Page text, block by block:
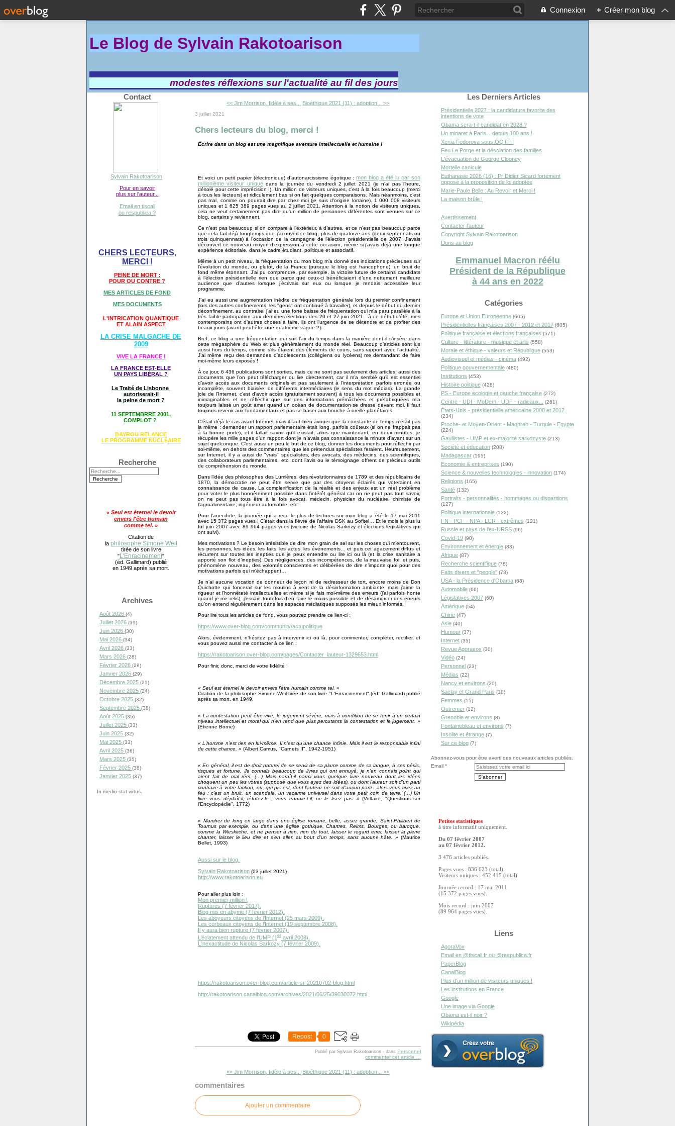
Connexion + Créer mon blog
Le Blog de Sylvain Rakotoarison
modestes réflexions sur l'actualité au fil des jours
Contact
Sylvain Rakotoarison
Pour en savoir
plus sur l'auteur...
Email en tiscali
ou respublica ?
CHERS LECTEURS,
MERCI !
PEINE DE MORT :
POUR OU CONTRE ?
MES ARTICLES DE FOND
MES DOCUMENTS
L'INTRICATION QUANTIQUE
ET ALAIN ASPECT
LA CRISE MALGACHE DE
2009
VIVE LA FRANCE !
LA FRANCE EST-ELLE
UN PAYS LIBÉRAL ?
Le Traité de Lisbonne
autoriserait-il
la peine de mort ?
11 SEPTEMBRRE 2001,
COMPLOT ?
BAYROU RELANCE
LE PROGRAMME NUCLÉAIRE
Recherche
« Seul est éternel le devoir
envers l'être humain
comme tel. »
Citation de
la philosophe Simone Weil
tirée de son livre
"L'Enracinement"
(éd. Gallimard) publié
en 1949 après sa mort.
Archives
Août 2026 (4)
Juillet 2026 (39)
Juin 2026 (30)
Mai 2026 (34)
Avril 2026 (33)
Mars 2026 (28)
Février 2026 (29)
Janvier 2026 (29)
Décembre 2025 (21)
Novembre 2025 (24)
Octobre 2025 (32)
Septembre 2025 (38)
Août 2025 (35)
Juillet 2025 (33)
Juin 2025 (32)
Mai 2025 (33)
Avril 2025 (36)
Mars 2025 (35)
Février 2025 (38)
Janvier 2025 (37)
In medio stat virtus.
<< Jim Morrison, fidèle à ses... Bioéthique 2021 (11) : adoption... >>
3 juillet 2021
Chers lecteurs du blog, merci !
Écrire dans un blog est une magnifique aventure intellectuelle et humaine !
Et voici un petit papier (électronique) d’autonarcissisme égotique :mon blog a été lu par son
millionième visiteur uniquedans la journée du vendredi 2 juillet 2021 (je n’ai pas l’heure,
désolé pour cette imprécision !). Un million de visiteurs uniques, c’est à la fois beaucoup (merci
à tous les lecteurs) et ridiculement bas si on fait quelques comparaisons. Mais néanmoins, c’est
pas mal, comme on pourrait dire par chez moi (je suis d’origine lorraine). 1 000 008 visiteurs
uniques et 1 625 389 pages vues au 2 juillet 2021. Attention à la notion de visiteurs uniques,
cela ne veut certainement pas dire qu’un million de personnes différentes sont venues sur ce
blog, certains y reviennent.
Ce n’est pas beaucoup si on compare à l’extérieur, à d’autres, et ce n’est pas beaucoup parce
que cela fait déjà longtemps que j’ai ouvert ce blog, plus de quatorze ans (deux septennats ou
trois quinquennats) à l’occasion de la campagne de l’élection présidentielle de 2007. J’avais
découvert ce nouveau moyen d’expression à cette occasion, même si j’avais déjà une longue
expérience éditoriale, dans le cadre étudiant, politique et associatif.
Même à un petit niveau, la fréquentation du mon blog m’a donné des indications précieuses sur
l’évolution du monde, ou plutôt, de la France (puisque le blog est francophone), un bruit de
fond même étonnant. J’ai pu comprendre, par exemple, la victoire future de certains candidats
à l’élection présidentielle rien que parce que ceux-ci bénéficiaient d’une nettement meilleure
audience que d’autres lorsque j’écrivais sur eux ou lorsque je rendais accessible leur
programme.
J’ai eu aussi une augmentation inédite de fréquentation générale lors du premier confinement
(lors des autres confinements, les "gens" ont continué à travailler), et depuis le début du dernier
déconfinement, au contraire, j’ai eu une forte baisse de fréquentation qui m’a paru parallèle à la
très faible participation aux dernières élections des 20 et 27 juin 2021 : à ce début d’été, mes
contemporains ont d’autres choses à faire, ils ont l’urgence de se détendre et de profiter des
beaux jours (avant peut-être une quatrième vague ?).
Bref, ce blog a une fréquentation qui suit l’air du temps dans la manière dont il s’insère dans
cette mégasphère du Web et plus généralement du monde réel. Beaucoup d’articles sont lus
aussi hors du temps, comme s’ils étaient des éléments de cours, sans rapport avec l’actualité.
J’ai même reçu des demandes d’adolescents (collégiens ou lycéens) me demandant de faire
moi-même leurs exposés !
À ce jour, 6 436 publications sont sorties, mais ce ne sont pas seulement des articles, aussi des
documents que l’on peut télécharger ou lire directement, car il m’a semblé qu’il est essentiel
d’avoir accès aux documents originels et pas seulement à l’interprétation parfois erronée ou
incomplète, souvent biaisée, de différents intermédiaires (le sens du mot médias). La grande
joie de l’Internet, c’est d’avoir accès (gratuitement souvent) à tous les documents possibles et
inimaginables et ne réfléchir que sur des informations prémâchées et préfabriquées m’a
toujours laissé un goût amer quand un océan de documentation se dresse devant moi. Il faut
toujours revenir aux fondamentaux et pas se baser aux bouche-à-oreille planétaires.
C’était déjà le cas avant Internet mais il faut bien avouer que la constante de temps n’était pas
la même : demander un rapport parlementaire était long, parfois coûteux (si on ne frappait pas
à la bonne porte), et il fallait savoir qu’il existait, alors que maintenant, en deux minutes, je
récupère les mille pages d’un rapport dont je n’avais pas connaissance la minute d’avant sur un
sujet quelconque. C’est aussi un peu le but de ce blog, donner les documents pour réfléchir par
soi-même, en dehors des commentaires que les prétendus spécialistes feraient. Heureusement,
sur Internet, il y a aussi de "vrais" spécialistes, des avocats, des médecins, des scientifiques,
des collaborateurs parlementaires, etc. dont l’avis ou le témoignage offrent de précieux outils
de compréhension du monde.
Dans l’idée des philosophes des Lumières, des révolutionnaires de 1789 et des républicains de
1870, la démocratie ne peut être servie que par des citoyens éclairés qui voteraient en
connaissance de cause. La complexification de la réalité et des enjeux est un réel problème
pour voter le plus honnêtement possible dans l’intérêt général car on ne peut pas tout savoir,
on ne peut pas tous être à la fois avocat, médecin, physicien du nucléaire, chimiste de
l’agroalimentaire, ingénieur automobile, etc.
Pour l’anecdote, la journée qui a reçu le plus de lectures sur mon blog a été le 17 mai 2011
avec 15 372 pages vues ! C’était dans la fièvre de l’affaire DSK au Sofitel… Et le mois le plus lu
fut juin 2007 avec 89 964 pages vues (victoire de Nicolas Sarkozy et élections législatives qui
ont suivi).
Mes motivations ? Le besoin irrésistible de dire mon grain de sel sur les choses qui m’entourent,
les personnes, les idées, les faits, les actes, les événements… et puis cet agacement diffus et
récurrent sur toutes les inepties que je peux entendre ou lire ici ou là (et la crise sanitaire a
apporté son flot d’inepties). Des négligences, des incompétences, de la mauvaise foi, et puis,
phénomène nouveau, des volontés conscientes et délibérées de dire n’importe quoi pour des
motivations parfois qui m’échappent…
Je n’ai aucune vocation de donneur de leçon ni de redresseur de tort, encore moins de Don
Quichotte qui foncerait sur les moulins à vent de la désinformation ambiante, mais j’aime la
rigueur et l’honnêteté intellectuelles et même si je fais moi-même des erreurs (j’ai parfois honte
quand je me relis), j’essaie toutefois d’en faire le moins possible et de désamorcer des erreurs
qu’on entend régulièrement dans les espaces médiatiques supposés les mieux informés.
Pour lire tous les articles de fond, vous pouvez prendre ce lien-ci :
https://www.over-blog.com/community/actupolitique
Alors, évidemment, n’hésitez pas à intervenir ici ou là, pour commenter, compléter, rectifier, et
vous pouvez aussi me contacter à ce lien :
https://rakotoarison.over-blog.com/pages/Contacter_lauteur-1329653.html
Pour finir, donc, merci de votre fidélité !
« Seul est éternel le devoir envers l'être humain comme tel. »
Citation de la philosophe Simone Weil tirée de son livre "L'Enracinement" (éd. Gallimard) publié
après sa mort, en 1949.
« La contestation peut être vive, le jugement sévère, mais à condition de se tenir à un certain
niveau intellectuel et moral qui n'en rend que plus percutants la contestation et le jugement . »
(Étienne Borne)
« L'homme n'est rien en lui-même. Il n'est qu'une chance infinie. Mais il est le responsable infini
de cette chance. » (Albert Camus, "Carnets II", 1942-1951)
« En général, il est de droit naturel de se servir de sa plume comme de sa langue, à ses périls,
risques et fortune. Je connais beaucoup de livres qui ont ennuyé, je n’en connais point qui
aient fait de mal réel. (…) Mais paraît-il parmi vous quelque livre nouveau dont les idées
choquent un peu les vôtres (supposé que vous ayez des idées), ou dont l’auteur soit d’un parti
contraire à votre faction, ou, qui pis est, dont l’auteur ne soit d’aucun parti : alors vous criez au
feu ; c’est un bruit, un scandale, un vacarme universel dans votre petit coin de terre. (…) Un
livre vous déplaît-il, réfutez-le ; vous ennuie-t-il, ne le lisez pas. » (Voltaire, "Questions sur
l’Encyclopédie", 1772)
« Marcher de long en large dans une église romane, belle, assez grande, Saint-Philibert de
Tournus par exemple, ou dans une église gothique, Chartres, Reims, Bourges, ou baroque,
comme la Wieskirche, et ne penser à rien, rien du tout, laisser le regard errer, laisser la pierre
chanter, laisser le lieu dire et s’en aller, au bout d’un temps, sans aucune hâte. » (Maurice
Bellet, 1993)
Aussi sur le blog.
Sylvain Rakotoarison (03 juillet 2021)
http://www.rakotoarison.eu
Pour aller plus loin :
Mon premier million !
Ruptures (7 février 2017).
Blog mis en abyme (7 février 2012).
Les aboyeurs citoyens de l’Internet (25 mars 2009).
Les corbeaux citoyens de l’Internet (19 septembre 2008).
Il y aura bien rupture (7 février 2007).
L’éclatement attendu de l’UMP (1 er avril 2008).
L’inexactitude de Nicolas Sarkozy (7 février 2009).
https://rakotoarison.over-blog.com/article-sr-20210702-blog.html
http://rakotoarison.canalblog.com/archives/2021/06/25/39030072.html
Repost 0
Publié par Sylvain Rakotoarison - dans Personnel
commenter cet article
<< Jim Morrison, fidèle à ses... Bioéthique 2021 (11) : adoption... >>
commentaires
Ajouter un commentaire
Les Derniers Articles
Présidentielle 2027 : la candidature favorite des
intentions de vote
Obama sera-t-il candidat en 2028 ?
Un minaret à Paris... depuis 100 ans !
Xenia Fedorova sous OQTF !
Feu Le Porge et la désolation des familles
L'évacuation de George Clooney
Mortelle canicule
Euthanasie 2026 (16) : Pr Didier Sicard fortement
opposé à la proposition de loi adoptée
Marie-Paule Belle : Au Revoir et Merci !
La maison brûle !
Avertissement
Contacter l'auteur
Copyright Sylvain Rakotoarison
Dons au blog
Emmanuel Macron réélu
Président de la République
à 44 ans en 2022
Catégories
Europe et Union Européenne (605)
Présidentielles françaises 2007 - 2012 et 2017 (605)
Politique française et élections françaises (571)
Culture - littérature - musique et arts (558)
Morale et éthique - valeurs et République (553)
Audiovisuel et médias - cinéma (492)
Politique gouvernementale (480)
Institutions (453)
Histoire politique (428)
PS - Europe écologie et gauche française (272)
Centre - UDI - MoDem - UDF - radicaux... (261)
États-Unis - présidentielle américaine 2008 et 2012
(234)
Proche- et Moyen-Orient - Maghreb - Turquie - Egypte
(224)
Gaullistes - UMP et ex-majorité sarkozyste (213)
Société et éducation (208)
Madagascar (195)
Économie & entreprises (190)
Science & nouvelles technologies - innovation (174)
Religions (165)
Santé (132)
Portraits - personnalités - hommages ou disparitions
(127)
Politique internationale (122)
FN - PCF - NPA - LCR - extrêmes (121)
Russie et pays de l'ex-URSS (96)
Covid-19 (90)
Environnement et énergie (88)
Afrique (87)
Recherche scientifique (78)
Faits divers et "people" (73)
USA - la Présidence d'Obama (68)
Automobile (66)
Législatives 2007 (60)
Amérique (54)
Chine (47)
Asie (40)
Humour (37)
Internet (35)
Revue Agoravox (30)
Vidéo (24)
Personnel (23)
Médias (22)
Nancy et environs (20)
Saclay et Grand Paris (18)
Femmes (15)
Outremer (12)
Grenoble et environs (8)
Fontainebleau et environs (7)
Insolite et étrange (7)
Sur ce blog (7)
Abonnez-vous pour être averti des nouveaux articles publiés.
Email
Petites statistiques
à titre informatif uniquement.
Du 07 février 2007
au 07 février 2012.
3 476 articles publiés.
Pages vues : 836 623 (total).
Visiteurs uniques : 452 415 (total).
Journée record : 17 mai 2011
(15 372 pages vues).
Mois record : juin 2007
(89 964 pages vues).
Liens
AgoraVox
Email en @tiscali.fr ou @respublica.fr
PaperBlog
CanalBlog
Plus d'un million de visiteurs uniques !
Les institutions en France
Google
Une image via Google
Obama est-il noir ?
Wikipédia